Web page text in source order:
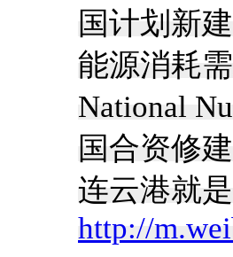
国计划新
能源消耗
National
国合资修
连云港就
http://